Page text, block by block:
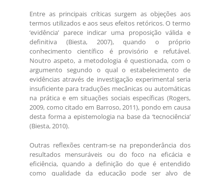
Entre as principais críticas surgem as objeções aos
termos utilizados e aos seus efeitos retóricos. O termo
‘evidência’ parece indicar uma proposição válida e
definitiva (Biesta, 2007), quando o próprio
conhecimento científico é provisório e refutável.
Noutro aspeto, a metodologia é questionada, com o
argumento segundo o qual o estabelecimento de
evidências através de investigação experimental seria
insuficiente para traduções mecânicas ou automáticas
na prática e em situações sociais específicas (Rogers,
2009, como citado em Barroso, 2011), pondo em causa
desta forma a epistemologia na base da ‘tecnociência’
(Biesta, 2010).
Outras reflexões centram-se na preponderância dos
resultados mensuráveis ou do foco na eficácia e
eficiência, quando a definição do que é entendido
como qualidade da educação pode ser alvo de